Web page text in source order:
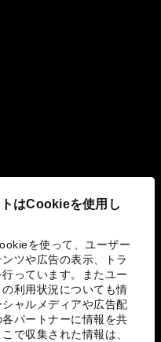
はCookieを使用し
を使って、ユーザー
ツや広告の表示、トラ
っています。またユー
利用状況についても情
ャルメディアや広告配
パートナーに情報を共
で収集された情報は、